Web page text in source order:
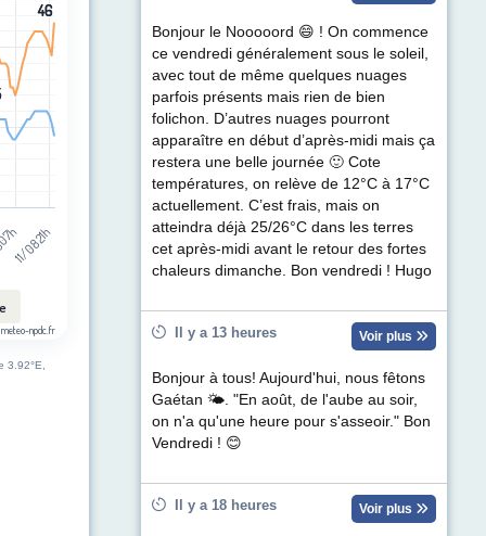
(km/h). Data ranges from 2 to 46.
46
46
11/08 21h
meteo-npdc.fr
3.92°E,
Bonjour le Nooooord 😄 ! On commence
ce vendredi généralement sous le soleil,
avec tout de même quelques nuages
parfois présents mais rien de bien
folichon. D’autres nuages pourront
apparaître en début d’après-midi mais ça
restera une belle journée 🙂 Cote
températures, on relève de 12°C à 17°C
actuellement. C’est frais, mais on
atteindra déjà 25/26°C dans les terres
cet après-midi avant le retour des fortes
chaleurs dimanche. Bon vendredi ! Hugo
Il y a 13 heures Voir plus
Bonjour à tous! Aujourd'hui, nous fêtons
Gaétan 🌤. "En août, de l'aube au soir,
on n'a qu'une heure pour s'asseoir." Bon
Vendredi ! 😊
Il y a 18 heures Voir plus